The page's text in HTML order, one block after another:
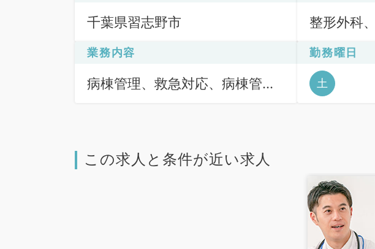
千葉県習志野市
整形外科
消化器内
科、腎臓
業務内容
病棟管理、救急対応、病棟管
勤務曜日
土
この求人と条件が近い求人